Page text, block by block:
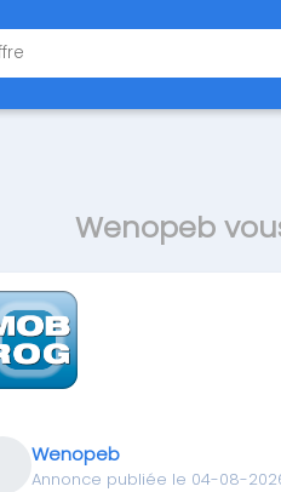
Wenopeb
Wenopeb
Annonce publiée le 04-08-